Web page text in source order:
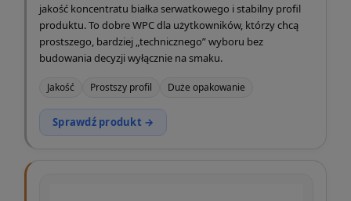
jakość koncentratu białka serwatkowego i stabilny profil
produktu. To dobre WPC dla użytkowników, którzy chcą
prostszego, bardziej „technicznego” wyboru bez
budowania decyzji wyłącznie na smaku.
Jakość Prostszy profil Duże opakowanie
Sprawdź produkt →